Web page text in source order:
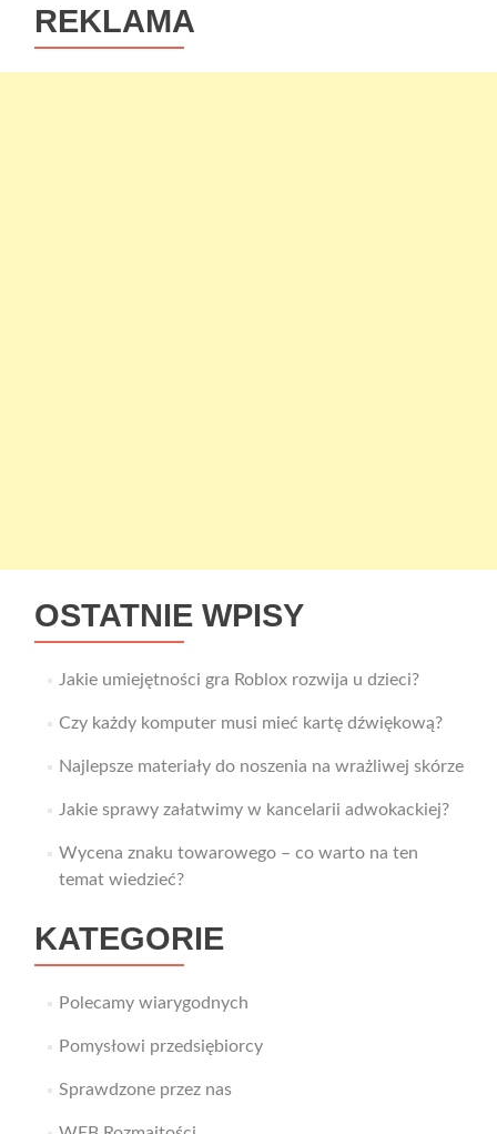
REKLAMA
OSTATNIE WPISY
Jakie umiejętności gra Roblox rozwija u dzieci?
Czy każdy komputer musi mieć kartę dźwiękową?
Najlepsze materiały do noszenia na wrażliwej skórze
Jakie sprawy załatwimy w kancelarii adwokackiej?
Wycena znaku towarowego – co warto na ten
temat wiedzieć?
KATEGORIE
Polecamy wiarygodnych
Pomysłowi przedsiębiorcy
Sprawdzone przez nas